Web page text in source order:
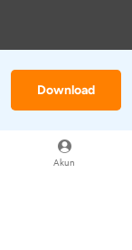
Akun
Download